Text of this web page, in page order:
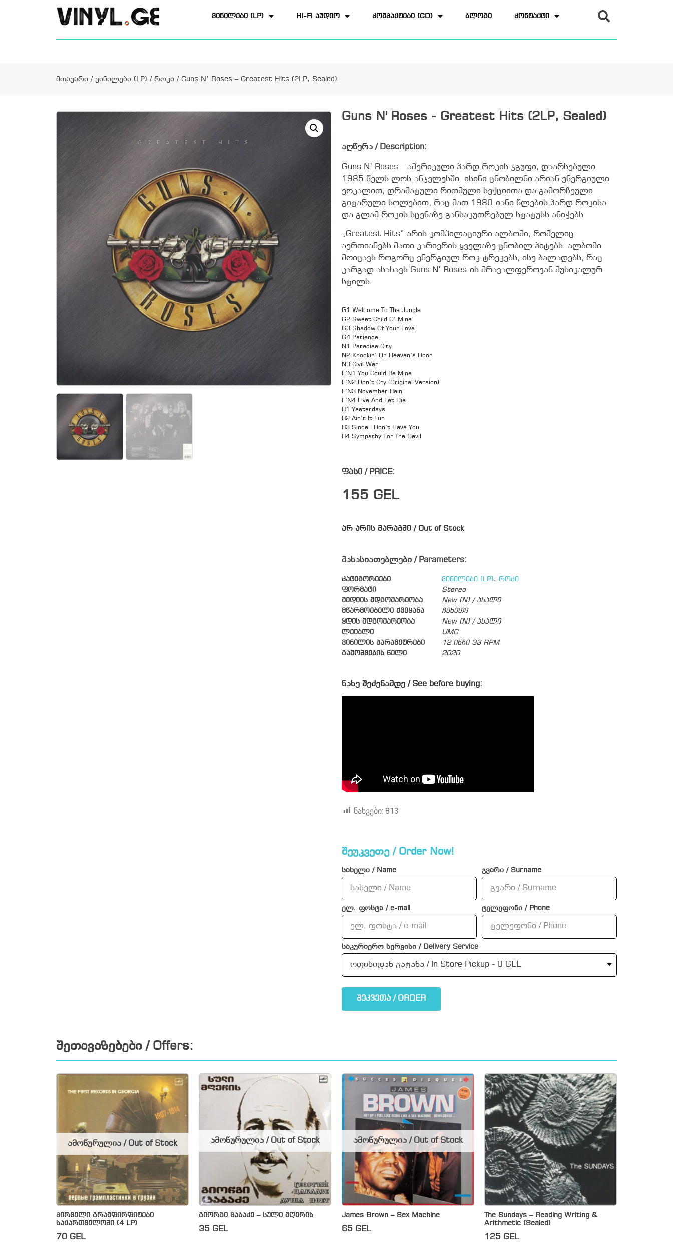
ვინილები (LP) HI-FI აუდიო კომპაქტები (CD) ბლოგი კონტაქტი
მთავარი / ვინილები (LP) / როკი / Guns N’ Roses – Greatest Hits (2LP, Sealed)
Guns N' Roses - Greatest Hits (2LP, Sealed)
აღწერა / Description:
Guns N’ Roses – ამერიკული ჰარდ როკის ჯგუფი, დაარსებული
1985 წელს ლოს-ანჯელესში. ისინი ცნობილნი არიან ენერგიული
ვოკალით, დრამატული რითმული სექციითა და გამორჩეული
გიტარული სოლებით, რაც მათ 1980-იანი წლების ჰარდ როკისა
და გლამ როკის სცენაზე განსაკუთრებულ სტატუსს ანიჭებს.
„Greatest Hits“ არის კომპილაციური ალბომი, რომელიც
აერთიანებს მათი კარიერის ყველაზე ცნობილ ჰიტებს. ალბომი
მოიცავს როგორც ენერგიულ როკ-ტრეკებს, ისე ბალადებს, რაც
კარგად ასახავს Guns N’ Roses-ის მრავალფეროვან მუსიკალურ
სტილს.
G1 Welcome To The Jungle
G2 Sweet Child O’ Mine
G3 Shadow Of Your Love
G4 Patience
N1 Paradise City
N2 Knockin’ On Heaven’s Door
N3 Civil War
F’N1 You Could Be Mine
F’N2 Don’t Cry (Original Version)
F’N3 November Rain
F’N4 Live And Let Die
R1 Yesterdays
R2 Ain’t It Fun
R3 Since I Don’t Have You
R4 Sympathy For The Devil
ფასი / PRICE:
155 GEL
არ არის მარაგში / Out of Stock
მახასიათებლები / Parameters:
კატეგორიები ვინილები (LP), როკი
ფორმატი
Stereo
მედიის მდგომარეობა
New (N) / ახალი
მწარმოებელი ქვეყანა
ჩეხეთი
ყდის მდგომარეობა
New (N) / ახალი
ლეიბლი
UMC
ვინილის პარამეტრები
12 ინჩი 33 RPM
გამოშვების წელი
2020
ნახე შეძენამდე / See before buying:
ნახვები: 813
შეუკვეთე / Order Now!
სახელი / Name გვარი / Surname
ელ. ფოსტა / e-mail ტელეფონი / Phone
საკურიერო სერვისი / Delivery Service
შეკვეთა / ORDER
შეთავაზებები / Offers:
პირველი გრამფირფიტები
საქართველოში (4 LP)
70 GEL
ამოწურულია / Out of Stock
გიორგი ცაბაძე – სული მღერის
35 GEL
ამოწურულია / Out of Stock
James Brown – Sex Machine
65 GEL
ამოწურულია / Out of Stock
The Sundays – Reading Writing &
Arithmetic (Sealed)
125 GEL